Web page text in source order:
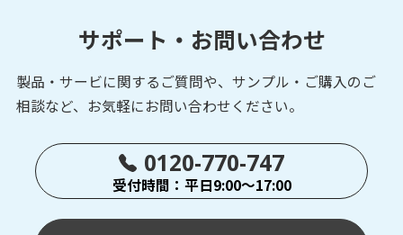
サポート・お問い合わせ
製品・サービに関するご質問や、サンプル・ご購入の ご
相談など、お気軽にお問い合わせください。
0120-770-747
受付時間：平日9:00～17:00